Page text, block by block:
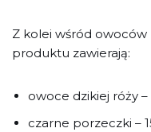
Z kolei wśród owoców
produktu zawierają:
owoce dzikiej róży
czarne porzeczki –